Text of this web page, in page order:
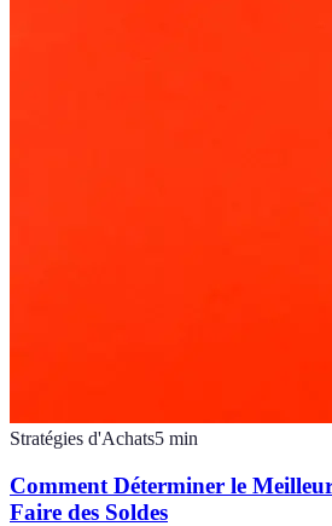
Stratégies d'Achats5 min
Comment Déterminer le
Faire des Soldes